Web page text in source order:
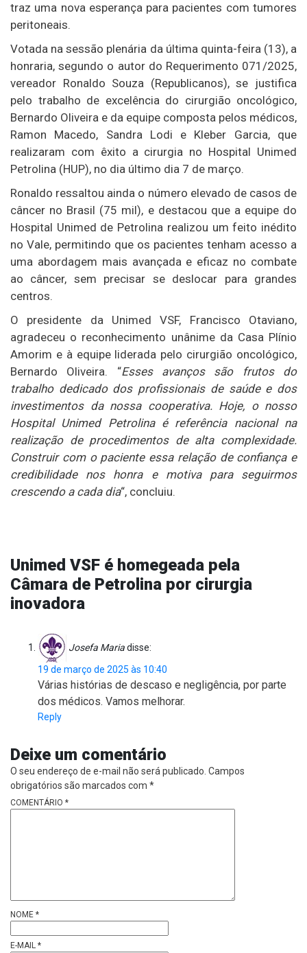
traz uma nova esperança para pacientes com tumores
peritoneais.
Votada na sessão plenária da última quinta-feira (13), a
honraria, segundo o autor do Requerimento 071/2025,
vereador Ronaldo Souza (Republicanos), se justifica
pelo trabalho de excelência do cirurgião oncológico,
Bernardo Oliveira e da equipe composta pelos médicos,
Ramon Macedo, Sandra Lodi e Kleber Garcia, que
realizaram com êxito a cirurgia no Hospital Unimed
Petrolina (HUP), no dia último dia 7 de março.
Ronaldo ressaltou ainda o número elevado de casos de
câncer no Brasil (75 mil), e destacou que a equipe do
Hospital Unimed de Petrolina realizou um feito inédito
no Vale, permitindo que os pacientes tenham acesso a
uma abordagem mais avançada e eficaz no combate
ao câncer, sem precisar se deslocar para grandes
centros.
O presidente da Unimed VSF, Francisco Otaviano,
agradeceu o reconhecimento unânime da Casa Plínio
Amorim e à equipe liderada pelo cirurgião oncológico,
Bernardo Oliveira. “Esses avanços são frutos do
trabalho dedicado dos profissionais de saúde e dos
investimentos da nossa cooperativa. Hoje, o nosso
Hospital Unimed Petrolina é referência nacional na
realização de procedimentos de alta complexidade.
Construir com o paciente essa relação de confiança e
credibilidade nos honra e motiva para seguirmos
crescendo a cada dia“, concluiu.
Unimed VSF é homegeada pela
Câmara de Petrolina por cirurgia
inovadora
Josefa Mariadisse:
19 de março de 2025 às 10:40
Várias histórias de descaso e negligência, por parte
dos médicos. Vamos melhorar.
Reply
Deixe um comentário
O seu endereço de e-mail não será publicado. Campos
obrigatórios são marcados com *
COMENTÁRIO *
NOME *
E-MAIL *